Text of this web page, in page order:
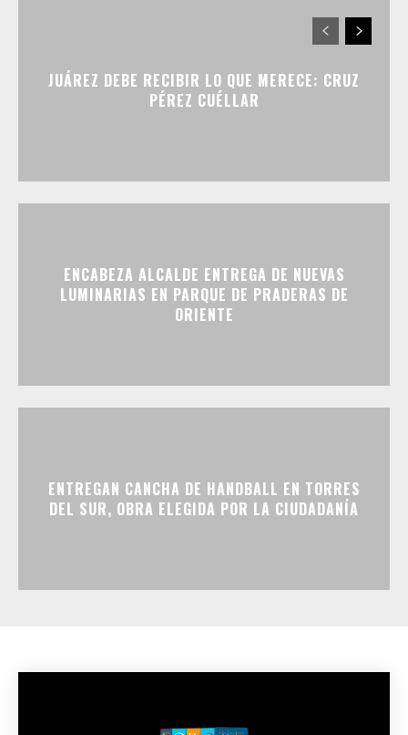
JUÁREZ DEBE RECIBIR LO QUE MERECE: CRUZ
PÉREZ CUÉLLAR
ENCABEZA ALCALDE ENTREGA DE NUEVAS
LUMINARIAS EN PARQUE DE PRADERAS DE
ORIENTE
ENTREGAN CANCHA DE HANDBALL EN TORRES
DEL SUR, OBRA ELEGIDA POR LA CIUDADANÍA